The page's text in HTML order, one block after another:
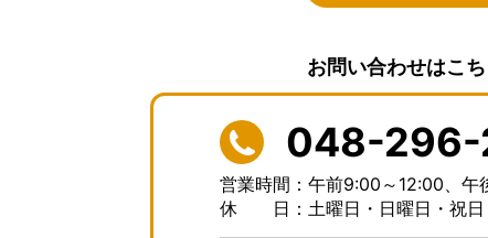
お問い合わせはこ
048-296-
営業時間：午前9:00～12:00、 午
休 日：土曜日・日曜日・祝日